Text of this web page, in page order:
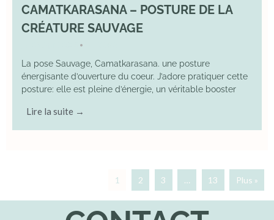
CAMATKARASANA – POSTURE DE LA
CRÉATURE SAUVAGE
•
La pose Sauvage, Camatkarasana. une posture
énergisante d’ouverture du coeur. J’adore pratiquer cette
posture: elle est pleine d’énergie, un véritable booster
Lire la suite →
1 2 3 … 13 Plus »